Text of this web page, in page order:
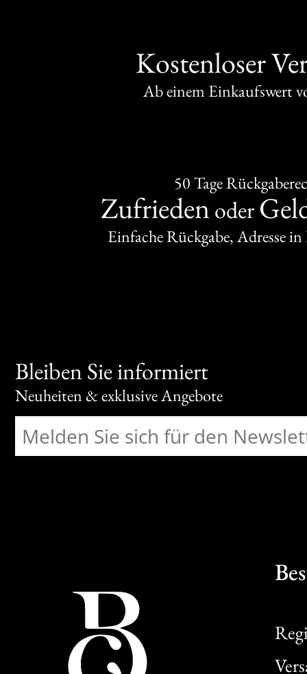
Kostenloser
Ab einem Einkaufswert
50 Tage
Zufrieden oder
Einfache Rückgabe, Adresse
Bleiben Sie informiert
Neuheiten & exklusive Angebote